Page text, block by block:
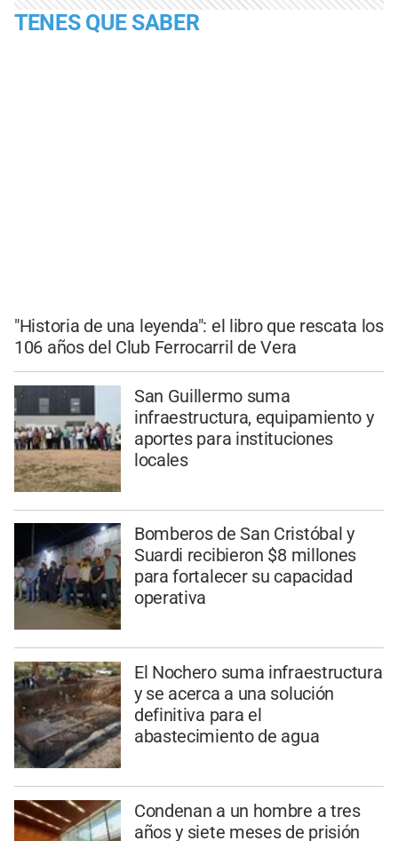
TENES QUE SABER
"Historia de una leyenda": el libro que rescata los
106 años del Club Ferrocarril de Vera
San Guillermo suma
infraestructura, equipamiento y
aportes para instituciones
locales
Bomberos de San Cristóbal y
Suardi recibieron $8 millones
para fortalecer su capacidad
operativa
El Nochero suma infraestructura
y se acerca a una solución
definitiva para el
abastecimiento de agua
Condenan a un hombre a tres
años y siete meses de prisión